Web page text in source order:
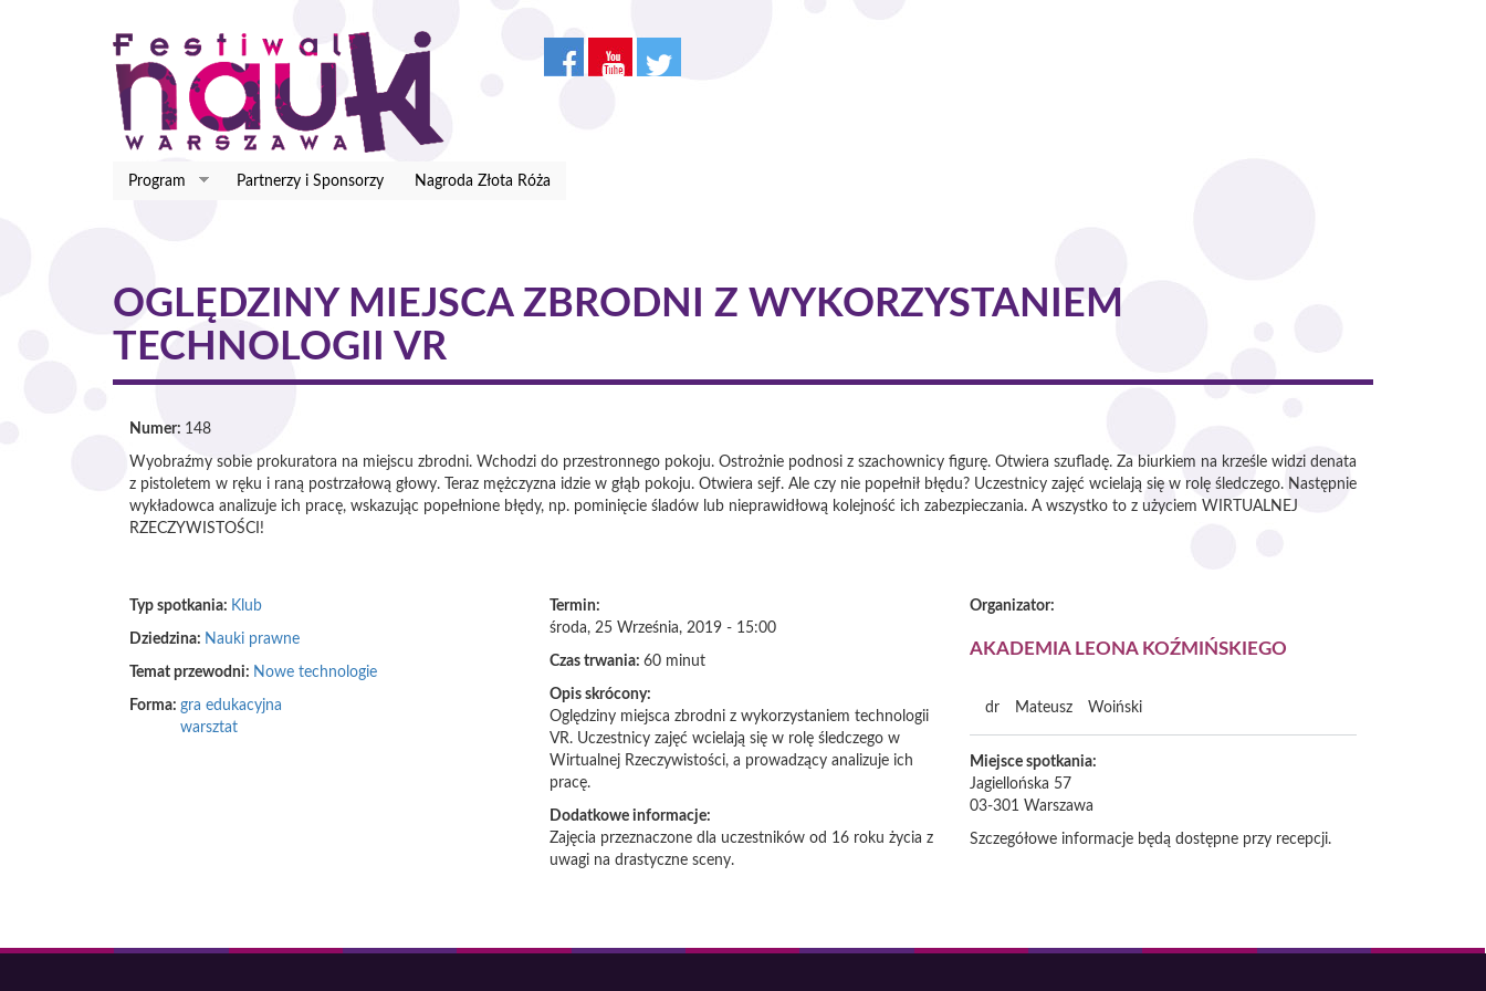
Program Partnerzy i Sponsorzy Nagroda Złota Róża
OGLĘDZINY MIEJSCA ZBRODNI Z WYKORZYSTANIEM
TECHNOLOGII VR
Numer: 148
Wyobraźmy sobie prokuratora na miejscu zbrodni. Wchodzi do przestronnego pokoju. Ostrożnie podnosi z szachownicy figurę. Otwiera szufladę. Za biurkiem na krześle widzi denata
z pistoletem w ręku i raną postrzałową głowy. Teraz mężczyzna idzie w głąb pokoju. Otwiera sejf. Ale czy nie popełnił błędu? Uczestnicy zajęć wcielają się w rolę śledczego. Następnie
wykładowca analizuje ich pracę, wskazując popełnione błędy, np. pominięcie śladów lub nieprawidłową kolejność ich zabezpieczania. A wszystko to z użyciem WIRTUALNEJ
RZECZYWISTOŚCI!
Typ spotkania: Klub
Dziedzina: Nauki prawne
Temat przewodni: Nowe technologie
Forma: gra edukacyjna
warsztat
Termin:
środa, 25 Września, 2019 - 15:00
Czas trwania: 60 minut
Opis skrócony:
Oględziny miejsca zbrodni z wykorzystaniem technologii
VR. Uczestnicy zajęć wcielają się w rolę śledczego w
Wirtualnej Rzeczywistości, a prowadzący analizuje ich
pracę.
Dodatkowe informacje:
Zajęcia przeznaczone dla uczestników od 16 roku życia z
uwagi na drastyczne sceny.
Organizator:
AKADEMIA LEONA KOŹMIŃSKIEGO
dr Mateusz Woiński
Miejsce spotkania:
Jagiellońska 57
03-301 Warszawa
Szczegółowe informacje będą dostępne przy recepcji.